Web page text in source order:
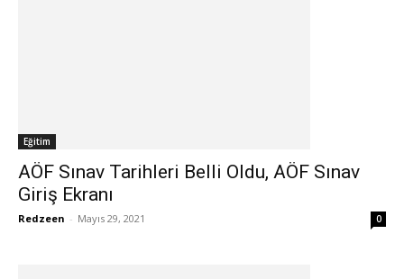
Eğitim
AÖF Sınav Tarihleri Belli Oldu, AÖF Sınav
Giriş Ekranı
Redzeen - Mayıs 29, 2021 0